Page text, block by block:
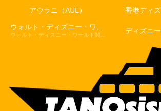
アウラニ（AUL）
ウォルト・ディズニー・ワールド関連記事